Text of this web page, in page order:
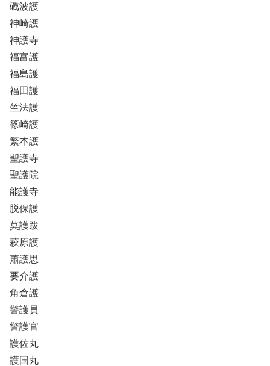
礪波護
神崎護
神護寺
福富護
福島護
福田護
竺法護
篠崎護
繁本護
聖護寺
聖護院
能護寺
脱保護
莫護跋
萩原護
蕭護思
要介護
角倉護
警護員
警護官
護佐丸
護国丸